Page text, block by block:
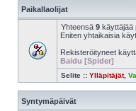
Paikallaolijat
Yhteensä 9 käyttäjää
Eniten yhtaikaisia
Rekisteröityneet
Baidu [Spider]
Selite :: Ylläpitäjät,
Syntymäpäivät